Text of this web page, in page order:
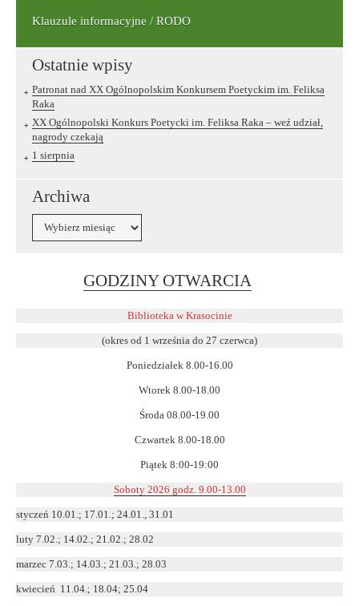
Klauzule informacyjne / RODO
Ostatnie wpisy
Patronat nad XX Ogólnopolskim Konkursem Poetyckim im. Feliksa
Raka
XX Ogólnopolski Konkurs Poetycki im. Feliksa Raka – weź udział,
nagrody czekają
1 sierpnia
Archiwa
GODZINY OTWARCIA
w
Biblioteka w Krasocinie
(okres od 1 września do 27 czerwca)
Poniedziałek 8.00-16.00
Wtorek 8.00-18.00
Środa 08.00-19.00
Czwartek 8.00-18.00
Piątek 8:00-19:00
Soboty 2026 godz. 9.00-13.00
styczeń 10.01.; 17.01.; 24.01., 31.01
luty 7.02.; 14.02.; 21.02.; 28.02
marzec 7.03.; 14.03.; 21.03.; 28.03
kwiecień 11.04.; 18.04; 25.04